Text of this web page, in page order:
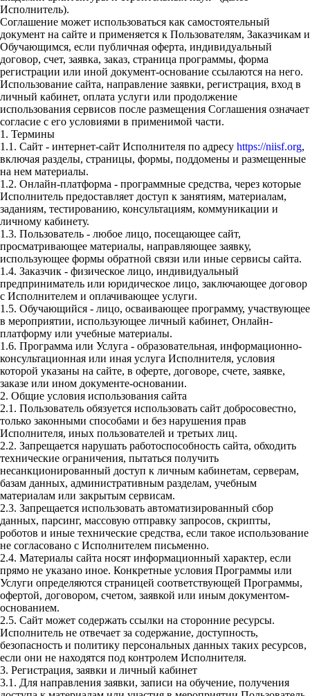
Исполнитель).
Соглашение может использоваться как самостоятельный
документ на сайте и применяется к Пользователям, Заказчикам и
Обучающимся, если публичная оферта, индивидуальный
договор, счет, заявка, заказ, страница программы, форма
регистрации или иной документ-основание ссылаются на него.
Использование сайта, направление заявки, регистрация, вход в
личный кабинет, оплата услуги или продолжение
использования сервисов после размещения Соглашения означает
согласие с его условиями в применимой части.
1. Термины
1.1. Сайт - интернет-сайт Исполнителя по адресу https://niisf.org,
включая разделы, страницы, формы, поддомены и размещенные
на нем материалы.
1.2. Онлайн-платформа - программные средства, через которые
Исполнитель предоставляет доступ к занятиям, материалам,
заданиям, тестированию, консультациям, коммуникации и
личному кабинету.
1.3. Пользователь - любое лицо, посещающее сайт,
просматривающее материалы, направляющее заявку,
использующее формы обратной связи или иные сервисы сайта.
1.4. Заказчик - физическое лицо, индивидуальный
предприниматель или юридическое лицо, заключающее договор
с Исполнителем и оплачивающее услуги.
1.5. Обучающийся - лицо, осваивающее программу, участвующее
в мероприятии, использующее личный кабинет, Онлайн-
платформу или учебные материалы.
1.6. Программа или Услуга - образовательная, информационно-
консультационная или иная услуга Исполнителя, условия
которой указаны на сайте, в оферте, договоре, счете, заявке,
заказе или ином документе-основании.
2. Общие условия использования сайта
2.1. Пользователь обязуется использовать сайт добросовестно,
только законными способами и без нарушения прав
Исполнителя, иных пользователей и третьих лиц.
2.2. Запрещается нарушать работоспособность сайта, обходить
технические ограничения, пытаться получить
несанкционированный доступ к личным кабинетам, серверам,
базам данных, административным разделам, учебным
материалам или закрытым сервисам.
2.3. Запрещается использовать автоматизированный сбор
данных, парсинг, массовую отправку запросов, скрипты,
роботов и иные технические средства, если такое использование
не согласовано с Исполнителем письменно.
2.4. Материалы сайта носят информационный характер, если
прямо не указано иное. Конкретные условия Программы или
Услуги определяются страницей соответствующей Программы,
офертой, договором, счетом, заявкой или иным документом-
основанием.
2.5. Сайт может содержать ссылки на сторонние ресурсы.
Исполнитель не отвечает за содержание, доступность,
безопасность и политику персональных данных таких ресурсов,
если они не находятся под контролем Исполнителя.
3. Регистрация, заявки и личный кабинет
3.1. Для направления заявки, записи на обучение, получения